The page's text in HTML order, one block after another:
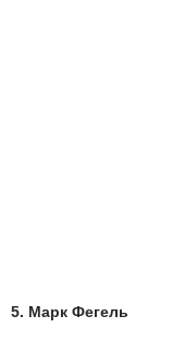
5. Марк Фегель